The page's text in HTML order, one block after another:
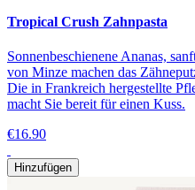
Tropical Crush Zahnpasta
Sonnenbeschienene Ananas,
von Minze machen das
Die in Frankreich hergestellte
macht Sie bereit für einen Kuss.
€16.90
Hinzufügen